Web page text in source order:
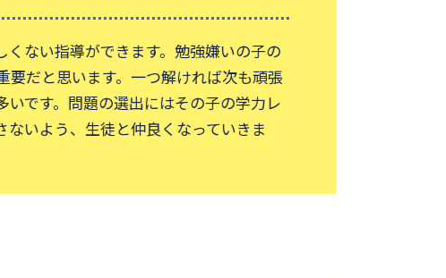
い指導ができます。勉強嫌いの子の
と思います。一つ解ければ次も頑張
す。問題の選出にはその子の学力レ
よう、生徒と仲良くなっていきま